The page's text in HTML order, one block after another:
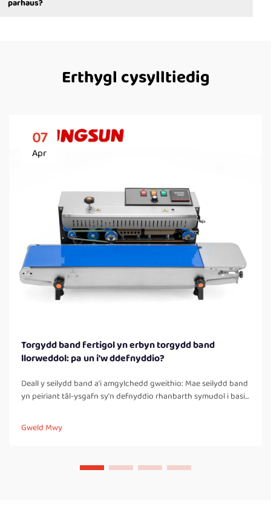
parhaus?
Erthygl cysylltiedig
07
Apr
Torgydd band fertigol yn erbyn torgydd band
llorweddol: pa un i'w ddefnyddio?
Deall y seilydd band a'i amgylchedd gweithio: Mae seilydd band
yn peiriant tâl-ysgafn sy'n defnyddio rhanbarth symudol i basio
seal cryf a chau-gofal. Wneir hyn yn wahanol i seilyddion taro
llawer, lle...
Gweld Mwy